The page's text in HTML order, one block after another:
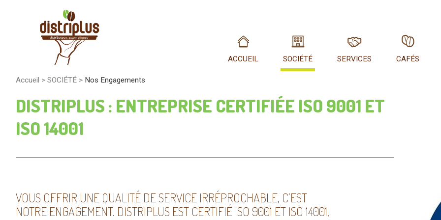
ACCUEIL SOCIÉTÉ SERVICES CAFÉS
Accueil > SOCIÉTÉ > Nos Engagements
DISTRIPLUS : ENTREPRISE CERTIFIÉE ISO 9001 ET
ISO 14001
VOUS OFFRIR UNE QUALITÉ DE SERVICE IRRÉPROCHABLE, C’EST
NOTRE ENGAGEMENT. DISTRIPLUS EST CERTIFIÉ ISO 9001 ET ISO 14001,